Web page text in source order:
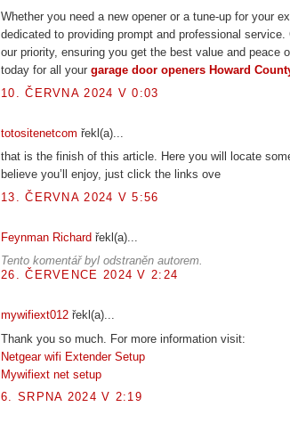
Whether you need a new opener or a tune-up for your
dedicated to providing prompt and professional
our priority, ensuring you get the best value and peace
today for all your garage door openers Howard
10. ČERVNA 2024 V 0:03
totositenetcom řekl(a)...
that is the finish of this article. Here you will locate
believe you’ll enjoy, just click the links ove
13. ČERVNA 2024 V 5:56
Feynman Richard řekl(a)...
Tento komentář byl odstraněn autorem.
26. ČERVENCE 2024 V 2:24
mywifiext012 řekl(a)...
Thank you so much. For more information visit:
Netgear wifi Extender Setup
Mywifiext net setup
6. SRPNA 2024 V 2:19